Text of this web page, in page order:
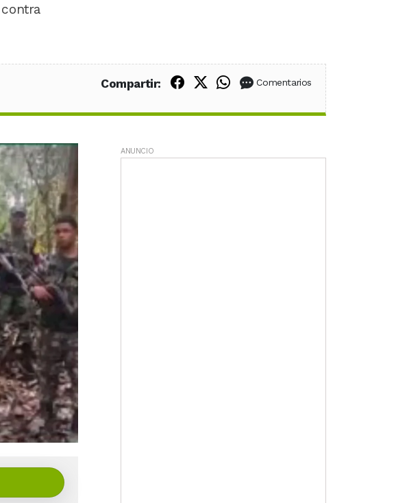
Compartir: Compartir en Facebook
Compartir en X (Twitter)
Compartir en WhatsApp
Comentarios
ANUNCIO